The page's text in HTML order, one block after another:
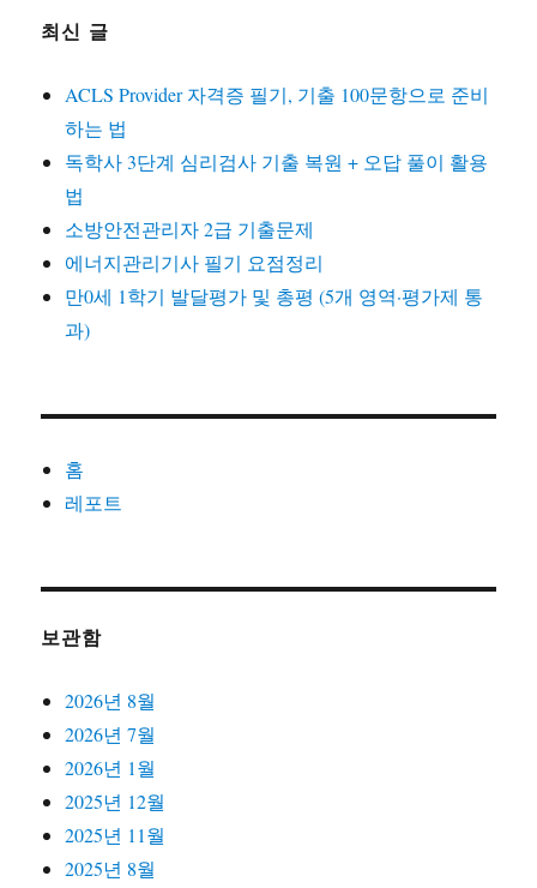
최신 글
ACLS Provider 자격증 필기, 기출 100문항으로 준비
하는 법
독학사 3단계 심리검사 기출 복원 + 오답 풀이 활용
법
소방안전관리자 2급 기출문제
에너지관리기사 필기 요점정리
만0세 1학기 발달평가 및 총평 (5개 영역·평가제 통
과)
홈
레포트
보관함
2026년 8월
2026년 7월
2026년 1월
2025년 12월
2025년 11월
2025년 8월